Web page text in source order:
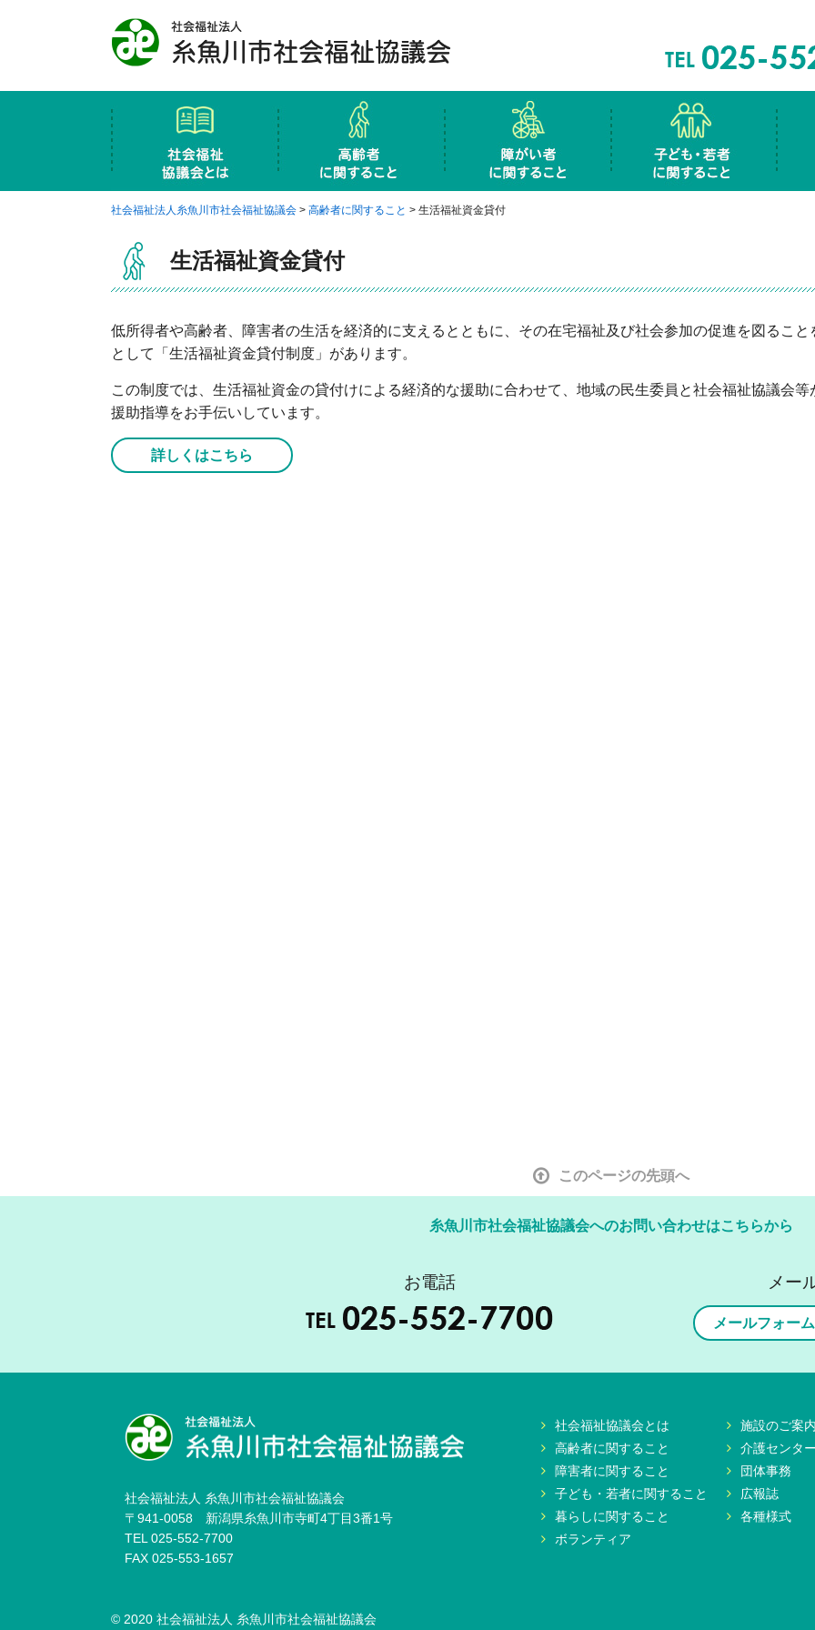
社会福祉協議会とは
概要
地区社協・支部社協
社会福祉協議会の財源
社会福祉協議会の案内図
高齢者に関すること
ふれあい･いきいきサロン
小地域ネットワーク事業
権利擁護事業
老人クラブ連合会
生活福祉資金貸付
介護センターにじ
障害者に関すること
権利擁護事業
生活福祉資金貸付
社会福祉法人糸魚川市社会福祉協議会 > 高齢者に関すること > 生活福祉資金貸付
生活福祉資金貸付
低所得者や高齢者、障害者の生活を経済的に支えるとともに、その在宅福祉及び社会参加の促進を図ること
として「生活福祉資金貸付制度」があります。
この制度では、生活福祉資金の貸付けによる経済的な援助に合わせて、地域の民生委員と社会福祉協議会等
援助指導をお手伝いしています。
詳しくはこちら
このページの先頭へ
糸魚川市社会福祉協議会へのお問い合わせはこちらから
お電話 メー
メールフォー
社会福祉法人 糸魚川市社会福祉協議会
〒941-0058 新潟県糸魚川市寺町4丁目3番1号
TEL 025-552-7700
FAX 025-553-1657
社会福祉協議会とは
高齢者に関すること
障害者に関すること
子ども・若者に関すること
暮らしに関すること
ボランティア
施設のご案
介護センタ
団体事務
広報誌
各種様式
© 2020 社会福祉法人 糸魚川市社会福祉協議会